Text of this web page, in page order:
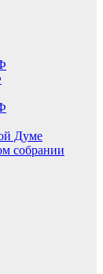
Думе
собрании